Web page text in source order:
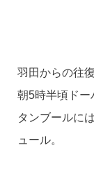
羽田からの往
朝5時半頃ドー
タンブールに
ュール。